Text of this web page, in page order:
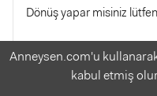
Dönüş yapar misiniz
0 0
Anneysen.com'u
kabul etmiş